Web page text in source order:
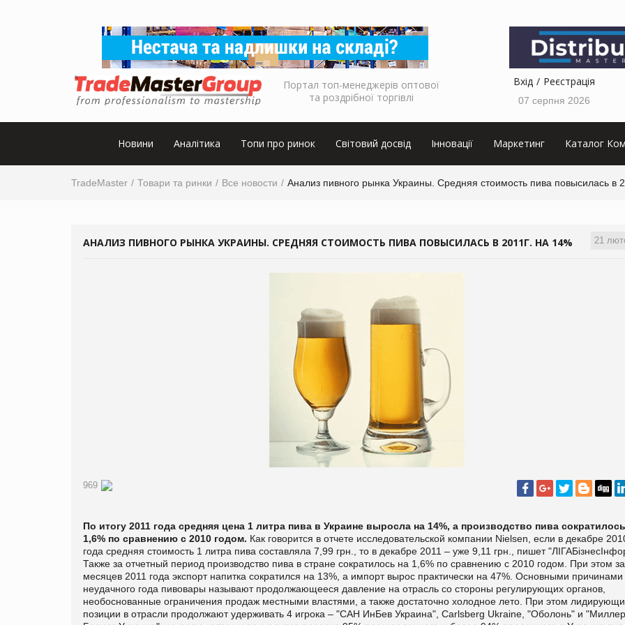
Портал топ-менеджерів оптової
та роздрібної торгівлі
Вхід Реєстрація
07 серпня 2026
Новини Аналітика Топи про ринок Світовий досвід Інновації Маркетинг Каталог
TradeMaster Товари та ринки Все новости Анализ пивного рынка Украины. Средняя стоимость пива повысилась в
21
АНАЛИЗ ПИВНОГО РЫНКА УКРАИНЫ. СРЕДНЯЯ СТОИМОСТЬ ПИВА ПОВЫСИЛАСЬ В 2011Г. НА 14%
969
По итогу 2011 года средняя цена 1 литра пива в Украине выросла на 14%, а производство пива
1,6% по сравнению с 2010 годом. Как говорится в отчете исследовательской компании Nielsen, если в декабре
года средняя стоимость 1 литра пива составляла 7,99 грн., то в декабре 2011 – уже 9,11 грн., пишет "
Также за отчетный период производство пива в стране сократилось на 1,6% по сравнению с 2010 годом. При этом за
месяцев 2011 года экспорт напитка сократился на 13%, а импорт вырос практически на 47%. Основными причинами
неудачного года пивовары называют продолжающееся давление на отрасль со стороны регулирующих органов,
необоснованные ограничения продаж местными властями, а также достаточно холодное лето. При этом
позиции в отрасли продолжают удерживать 4 игрока – "САН ИнБев Украина", Carlsberg Ukraine, "Оболонь" и "Миллер